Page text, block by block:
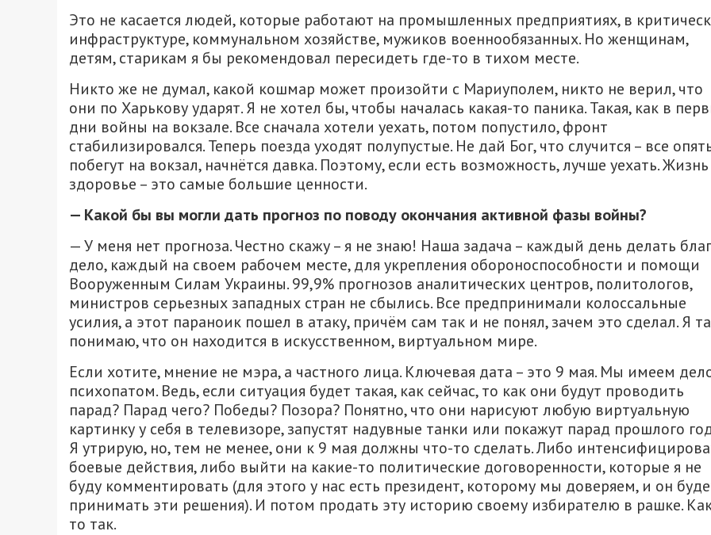
Это не касается людей, которые работают на промышленных предприятиях, в
инфраструктуре, коммунальном хозяйстве, мужиков военнообязанных. Но женщинам,
детям, старикам я бы рекомендовал пересидеть где-то в тихом месте.
Никто же не думал, какой кошмар может произойти с Мариуполем, никто не верил, что
они по Харькову ударят. Я не хотел бы, чтобы началась какая-то паника. Такая, как в
дни войны на вокзале. Все сначала хотели уехать, потом попустило, фронт
стабилизировался. Теперь поезда уходят полупустые. Не дай Бог, что случится – все
побегут на вокзал, начнётся давка. Поэтому, если есть возможность, лучше уехать.
здоровье – это самые большие ценности.
— Какой бы вы могли дать прогноз по поводу окончания активной фазы войны?
— У меня нет прогноза. Честно скажу – я не знаю! Наша задача – каждый день делать
дело, каждый на своем рабочем месте, для укрепления обороноспособности и помощи
Вооруженным Силам Украины. 99,9% прогнозов аналитических центров, политологов,
министров серьезных западных стран не сбылись. Все предпринимали колоссальные
усилия, а этот параноик пошел в атаку, причём сам так и не понял, зачем это сделал. Я
понимаю, что он находится в искусственном, виртуальном мире.
Если хотите, мнение не мэра, а частного лица. Ключевая дата – это 9 мая. Мы имеем
психопатом. Ведь, если ситуация будет такая, как сейчас, то как они будут проводить
парад? Парад чего? Победы? Позора? Понятно, что они нарисуют любую виртуальную
картинку у себя в телевизоре, запустят надувные танки или покажут парад прошлого
Я утрирую, но, тем не менее, они к 9 мая должны что-то сделать. Либо
боевые действия, либо выйти на какие-то политические договоренности, которые я не
буду комментировать (для этого у нас есть президент, которому мы доверяем, и он
принимать эти решения). И потом продать эту историю своему избирателю в рашке.
то так.